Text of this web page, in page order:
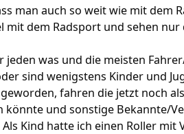
man auch so weit wie mit dem
dem Radsport und sehen nur
jeden was und die meisten
sind wenigstens Kinder und
fahren die jetzt noch
könnte und sonstige Bekannte/
Kind hatte ich einen Roller